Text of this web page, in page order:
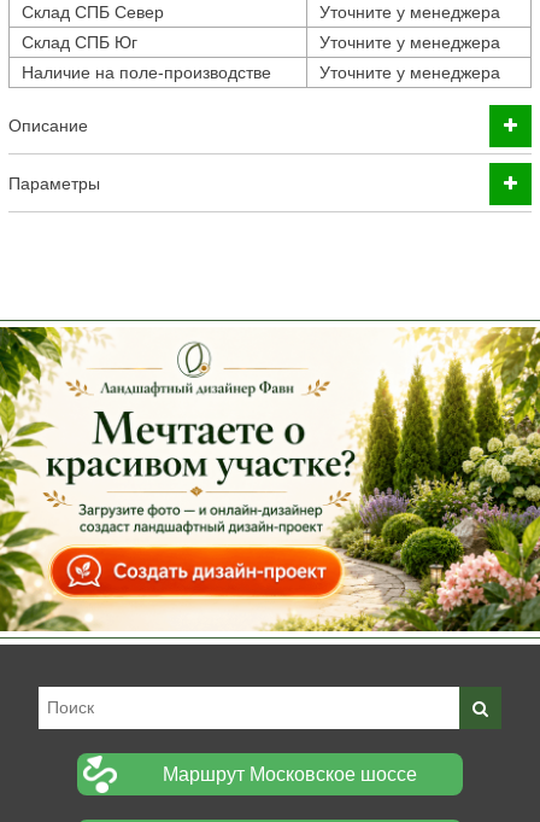
Склад СПБ Север
Уточните у менеджера
Склад СПБ Юг
Уточните у менеджера
Наличие на поле-производстве
Уточните у менеджера
Описание
Параметры
Маршрут Московское шоссе